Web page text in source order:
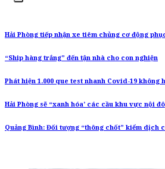
Hải Phòng tiếp nhận xe tiêm chủng cơ động
“Ship hàng trắng” đến tận nhà cho con nghiện
Phát hiện 1.000 que test nhanh Covid-19 không
Hải Phòng sẽ “xanh hóa’ các cầu khu vực nội đô
Quảng Bình: Đối tượng “thông chốt” kiểm dịch